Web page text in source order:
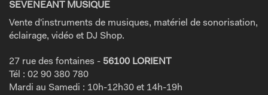
SEVENEANT MUSIQUE
Vente d'instruments de musiques, matériel de sonorisation,
éclairage, vidéo et DJ Shop.
27 rue des fontaines - 56100 LORIENT
Tél : 02 90 380 780
Mardi au Samedi : 10h-12h30 et 14h-19h